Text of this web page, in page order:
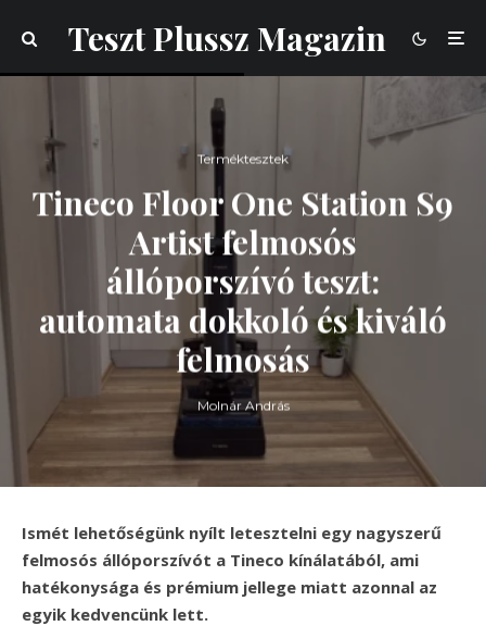
Teszt Plussz Magazin
Terméktesztek
Tineco Floor One Station S9
Artist felmosós
állóporszívó teszt:
automata dokkoló és kiváló
felmosás
Molnár András
Ismét lehetőségünk nyílt letesztelni egy nagyszerű
felmosós állóporszívót a Tineco kínálatából, ami
hatékonysága és prémium jellege miatt azonnal az
egyik kedvencünk lett.